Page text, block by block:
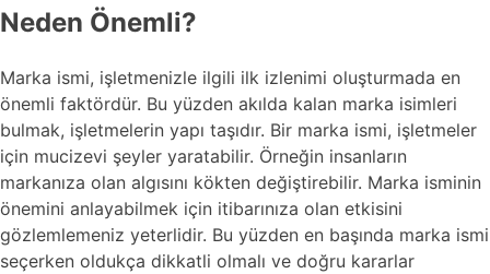
Neden Önemli?
Marka ismi, işletmenizle ilgili ilk izlenimi oluşturmada en
önemli faktördür. Bu yüzden akılda kalan marka isimleri
bulmak, işletmelerin yapı taşıdır. Bir marka ismi, işletmeler
için mucizevi şeyler yaratabilir. Örneğin insanların
markanıza olan algısını kökten değiştirebilir. Marka isminin
önemini anlayabilmek için itibarınıza olan etkisini
gözlemlemeniz yeterlidir. Bu yüzden en başında marka ismi
seçerken oldukça dikkatli olmalı ve doğru kararlar